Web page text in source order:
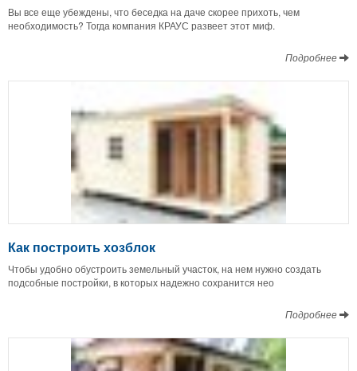
Вы все еще убеждены, что беседка на даче скорее прихоть, чем
необходимость? Тогда компания КРАУС развеет этот миф.
Подробнее
Как построить хозблок
Чтобы удобно обустроить земельный участок, на нем нужно создать
подсобные постройки, в которых надежно сохранится нео
Подробнее